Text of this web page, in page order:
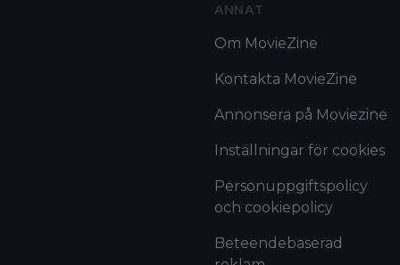
ANNAT
Om MovieZine
Kontakta MovieZine
Annonsera på Moviezine
Inställningar för cookies
Personuppgiftspolicy
och cookiepolicy
Beteendebaserad